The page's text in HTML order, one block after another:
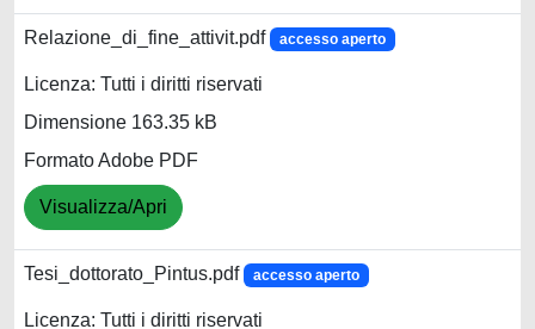
Relazione_di_fine_attivit.pdf accesso aperto
Licenza: Tutti i diritti riservati
Dimensione 163.35 kB
Formato Adobe PDF
Visualizza/Apri
Tesi_dottorato_Pintus.pdf accesso aperto
Licenza: Tutti i diritti riservati